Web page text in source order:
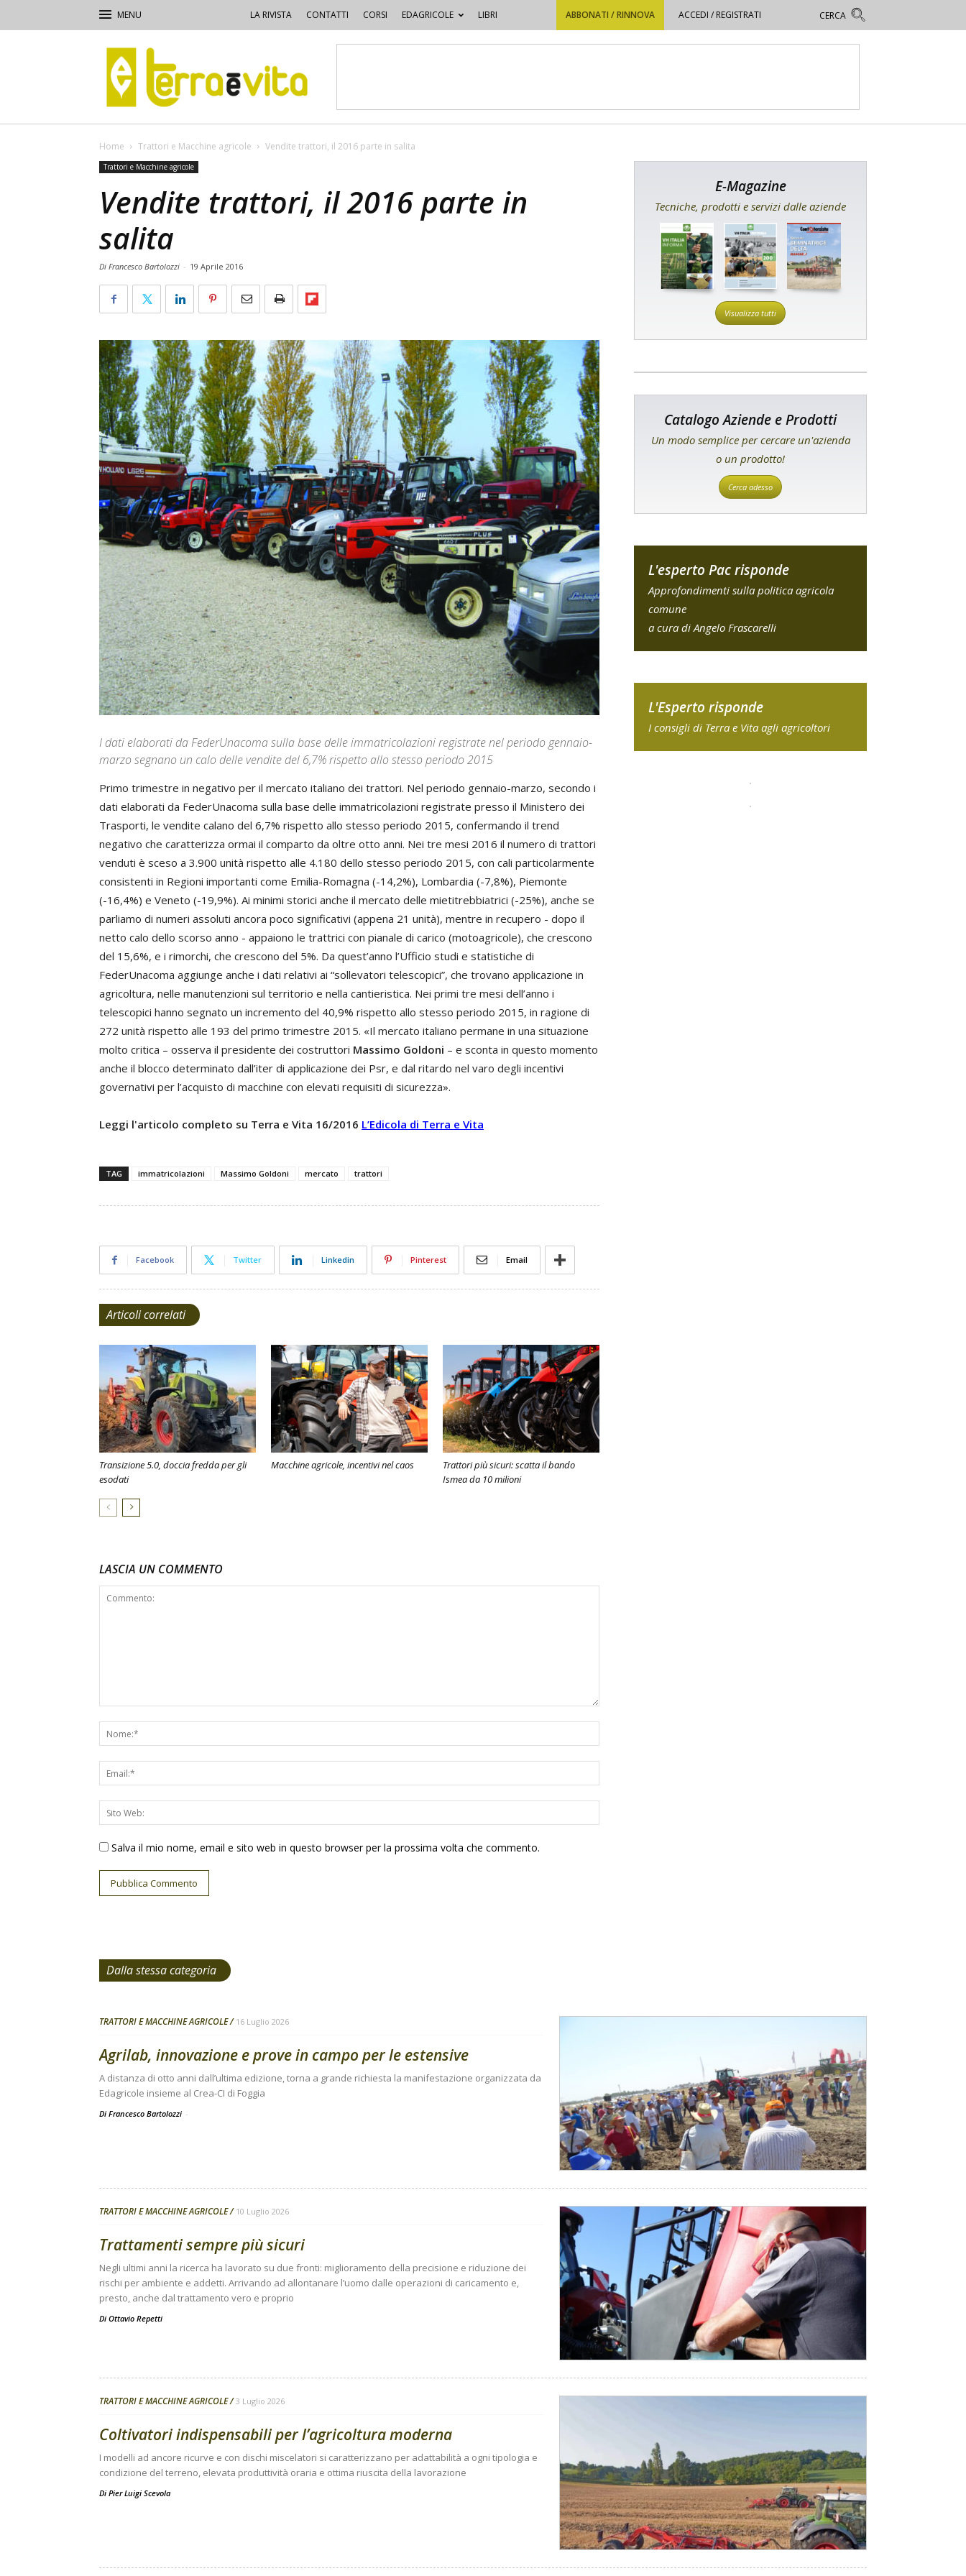
LA RIVISTA CONTATTI CORSI EDAGRICOLE LIBRI ABBONATI / RINNOVA ACCEDI / REGISTRATI
Terra
e
Vita
Home Trattori e Macchine agricole Vendite trattori, il 2016 parte in salita
Trattori e Macchine agricole
Vendite trattori, il 2016 parte in
salita
Di Francesco Bartolozzi - 19 Aprile 2016
I dati elaborati da FederUnacoma sulla base delle immatricolazioni registrate nel periodo gennaio-
marzo segnano un calo delle vendite del 6,7% rispetto allo stesso periodo 2015
Primo trimestre in negativo per il mercato italiano dei trattori. Nel periodo gennaio-marzo, secondo i
dati elaborati da FederUnacoma sulla base delle immatricolazioni registrate presso il Ministero dei
Trasporti, le vendite calano del 6,7% rispetto allo stesso periodo 2015, confermando il trend
negativo che caratterizza ormai il comparto da oltre otto anni. Nei tre mesi 2016 il numero di trattori
venduti è sceso a 3.900 unità rispetto alle 4.180 dello stesso periodo 2015, con cali particolarmente
consistenti in Regioni importanti come Emilia-Romagna (-14,2%), Lombardia (-7,8%), Piemonte
(-16,4%) e Veneto (-19,9%). Ai minimi storici anche il mercato delle mietitrebbiatrici (-25%), anche se
parliamo di numeri assoluti ancora poco significativi (appena 21 unità), mentre in recupero - dopo il
netto calo dello scorso anno - appaiono le trattrici con pianale di carico (motoagricole), che crescono
del 15,6%, e i rimorchi, che crescono del 5%. Da quest’anno l’Ufficio studi e statistiche di
FederUnacoma aggiunge anche i dati relativi ai “sollevatori telescopici”, che trovano applicazione in
agricoltura, nelle manutenzioni sul territorio e nella cantieristica. Nei primi tre mesi dell’anno i
telescopici hanno segnato un incremento del 40,9% rispetto allo stesso periodo 2015, in ragione di
272 unità rispetto alle 193 del primo trimestre 2015. «Il mercato italiano permane in una situazione
molto critica – osserva il presidente dei costruttori Massimo Goldoni – e sconta in questo momento
anche il blocco determinato dall’iter di applicazione dei Psr, e dal ritardo nel varo degli incentivi
governativi per l’acquisto di macchine con elevati requisiti di sicurezza».
Leggi l'articolo completo su Terra e Vita 16/2016 L’Edicola di Terra e Vita
TAG immatricolazioni Massimo Goldoni mercato trattori
Facebook Twitter Linkedin Pinterest Email
Articoli correlati
Transizione 5.0, doccia fredda per gli
esodati
Macchine agricole, incentivi nel caos
Trattori più sicuri: scatta il bando
Ismea da 10 milioni
LASCIA UN COMMENTO
Salva il mio nome, email e sito web in questo browser per la prossima volta che commento.
E-Magazine
Tecniche, prodotti e servizi dalle aziende
Visualizza tutti
Catalogo Aziende e Prodotti
Un modo semplice per cercare un'azienda
o un prodotto!
Cerca adesso
L'esperto Pac risponde
Approfondimenti sulla politica agricola
comune
a cura di Angelo Frascarelli
L'Esperto risponde
I consigli di Terra e Vita agli agricoltori
Dalla stessa categoria
TRATTORI E MACCHINE AGRICOLE 16 Luglio 2026
Agrilab, innovazione e prove in campo per le estensive
A distanza di otto anni dall’ultima edizione, torna a grande richiesta la manifestazione organizzata da
Edagricole insieme al Crea-CI di Foggia
Di Francesco Bartolozzi -
TRATTORI E MACCHINE AGRICOLE 10 Luglio 2026
Trattamenti sempre più sicuri
Negli ultimi anni la ricerca ha lavorato su due fronti: miglioramento della precisione e riduzione dei
rischi per ambiente e addetti. Arrivando ad allontanare l’uomo dalle operazioni di caricamento e,
presto, anche dal trattamento vero e proprio
Di Ottavio Repetti
TRATTORI E MACCHINE AGRICOLE 3 Luglio 2026
Coltivatori indispensabili per l’agricoltura moderna
I modelli ad ancore ricurve e con dischi miscelatori si caratterizzano per adattabilità a ogni tipologia e
condizione del terreno, elevata produttività oraria e ottima riuscita della lavorazione
Di Pier Luigi Scevola